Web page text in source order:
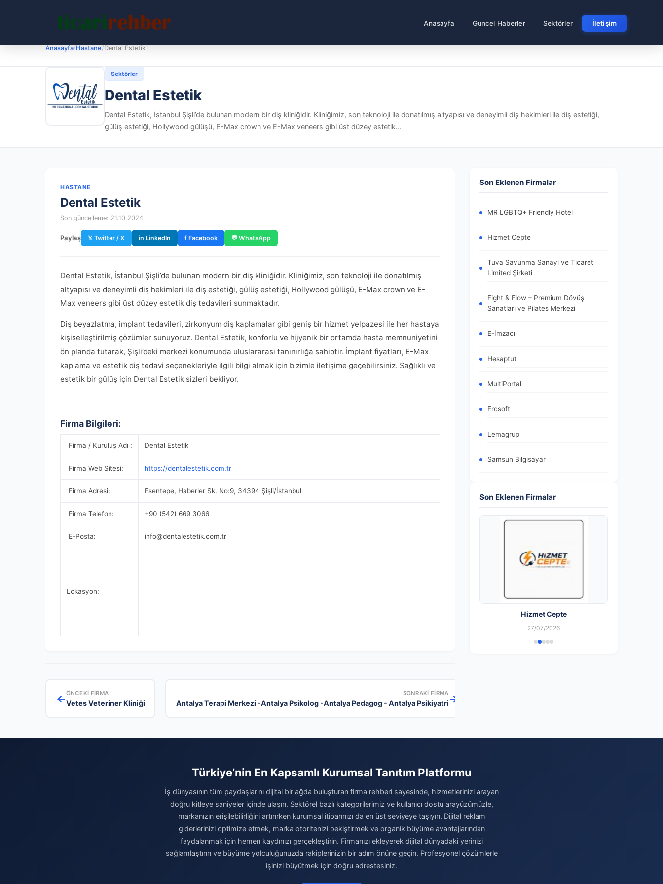
Anasayfa Güncel Haberler Sektörler İletişim
Anasayfa/Hastane/Dental Estetik
Sektörler
Dental Estetik
Dental Estetik, İstanbul Şişli’de bulunan modern bir diş kliniğidir. Kliniğimiz, son teknoloji ile donatılmış altyapısı ve deneyimli diş hekimleri ile diş estetiği,
gülüş estetiği, Hollywood gülüşü, E-Max crown ve E-Max veneers gibi üst düzey estetik...
HASTANE
Dental Estetik
Son güncelleme: 21.10.2024
Paylaş 𝕏 Twitter / X in LinkedIn f Facebook 💬 WhatsApp
Dental Estetik, İstanbul Şişli’de bulunan modern bir diş kliniğidir. Kliniğimiz, son teknoloji ile donatılmış
altyapısı ve deneyimli diş hekimleri ile diş estetiği, gülüş estetiği, Hollywood gülüşü, E-Max crown ve E-
Max veneers gibi üst düzey estetik diş tedavileri sunmaktadır.
Diş beyazlatma, implant tedavileri, zirkonyum diş kaplamalar gibi geniş bir hizmet yelpazesi ile her hastaya
kişiselleştirilmiş çözümler sunuyoruz. Dental Estetik, konforlu ve hijyenik bir ortamda hasta memnuniyetini
ön planda tutarak, Şişli’deki merkezi konumunda uluslararası tanınırlığa sahiptir. İmplant fiyatları, E-Max
kaplama ve estetik diş tedavi seçenekleriyle ilgili bilgi almak için bizimle iletişime geçebilirsiniz. Sağlıklı ve
estetik bir gülüş için Dental Estetik sizleri bekliyor.​
Firma Bilgileri:
Firma / Kuruluş Adı : Dental Estetik
Firma Web Sitesi: https://dentalestetik.com.tr
Firma Adresi: Esentepe, Haberler Sk. No:9, 34394 Şişli/İstanbul
Firma Telefon: +90 (542) 669 3066
E-Posta: info@dentalestetik.com.tr
Lokasyon:
←ÖNCEKI FIRMA
Vetes Veteriner Kliniği
SONRAKI FIRMA
Antalya Terapi Merkezi -Antalya Psikolog -Antalya Pedagog - Antalya Psikiyatri→
Son Eklenen Firmalar
MR LGBTQ+ Friendly Hotel
Hizmet Cepte
Tuva Savunma Sanayi ve Ticaret
Limited Şirketi
Fight & Flow – Premium Dövüş
Sanatları ve Pilates Merkezi
E-İmzacı
Hesaptut
MultiPortal
Ercsoft
Lemagrup
Samsun Bilgisayar
Son Eklenen Firmalar
Hizmet Cepte
27/07/2026
Türkiye’nin En Kapsamlı Kurumsal Tanıtım Platformu
İş dünyasının tüm paydaşlarını dijital bir ağda buluşturan firma rehberi sayesinde, hizmetlerinizi arayan
doğru kitleye saniyeler içinde ulaşın. Sektörel bazlı kategorilerimiz ve kullanıcı dostu arayüzümüzle,
markanızın erişilebilirliğini artırırken kurumsal itibarınızı da en üst seviyeye taşıyın. Dijital reklam
giderlerinizi optimize etmek, marka otoritenizi pekiştirmek ve organik büyüme avantajlarından
faydalanmak için hemen kaydınızı gerçekleştirin. Firmanızı ekleyerek dijital dünyadaki yerinizi
sağlamlaştırın ve büyüme yolculuğunuzda rakiplerinizin bir adım önüne geçin. Profesyonel çözümlerle
işinizi büyütmek için doğru adrestesiniz.